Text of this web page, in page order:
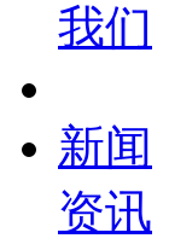
我们
新闻
资讯